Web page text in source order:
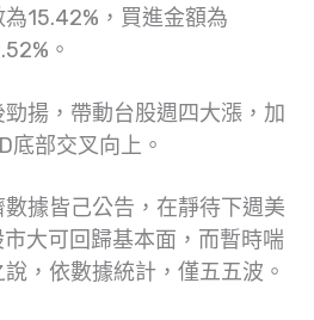
15.42%，買進金額為
。
揚，帶動台股週四大漲，加
底部交叉向上。
據皆己公告，在靜待下週美
大可回歸基本面，而暫時喘
，依數據統計，僅五五波。